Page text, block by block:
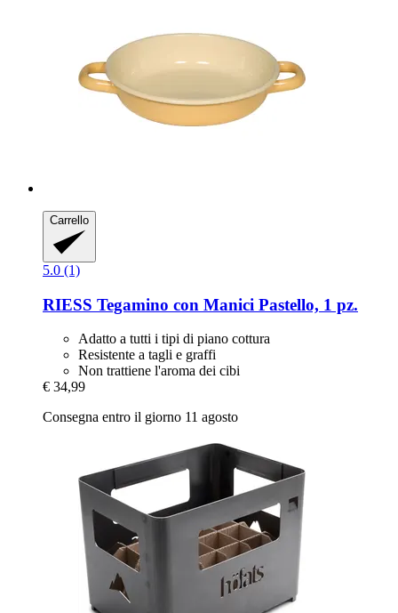
Carrello
5.0 (1)
RIESS Tegamino con Manici Pastello, 1 pz.
Adatto a tutti i tipi di piano cottura
Resistente a tagli e graffi
Non trattiene l'aroma dei cibi
€ 34,99
Consegna entro il giorno 11 agosto